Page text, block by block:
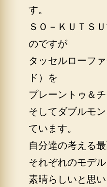
す。
ＳＯ－ＫＵＴＳ
のですが
タッセルローフ
ド）を
プレーントゥ＆
そしてダブルモ
ています。
自分達の考える
それぞれのモデ
素晴らしいと思い